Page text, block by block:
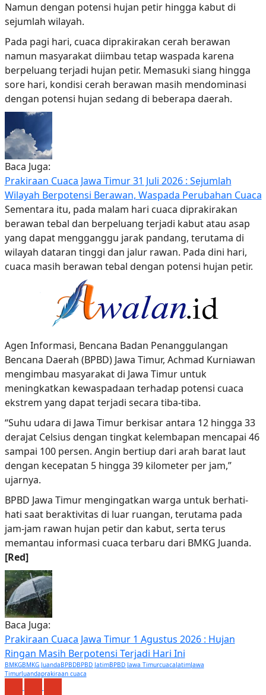
Namun dengan potensi hujan petir hingga kabut di
sejumlah wilayah.
Pada pagi hari, cuaca diprakirakan cerah berawan
namun masyarakat diimbau tetap waspada karena
berpeluang terjadi hujan petir. Memasuki siang hingga
sore hari, kondisi cerah berawan masih mendominasi
dengan potensi hujan sedang di beberapa daerah.
Baca Juga:
Prakiraan Cuaca Jawa Timur 31 Juli 2026 : Sejumlah
Wilayah Berpotensi Berawan, Waspada Perubahan Cuaca
Sementara itu, pada malam hari cuaca diprakirakan
berawan tebal dan berpeluang terjadi kabut atau asap
yang dapat mengganggu jarak pandang, terutama di
wilayah dataran tinggi dan jalur rawan. Pada dini hari,
cuaca masih berawan tebal dengan potensi hujan petir.
Agen Informasi, Bencana Badan Penanggulangan
Bencana Daerah (BPBD) Jawa Timur, Achmad Kurniawan
mengimbau masyarakat di Jawa Timur untuk
meningkatkan kewaspadaan terhadap potensi cuaca
ekstrem yang dapat terjadi secara tiba-tiba.
“Suhu udara di Jawa Timur berkisar antara 12 hingga 33
derajat Celsius dengan tingkat kelembapan mencapai 46
sampai 100 persen. Angin bertiup dari arah barat laut
dengan kecepatan 5 hingga 39 kilometer per jam,”
ujarnya.
BPBD Jawa Timur mengingatkan warga untuk berhati-
hati saat beraktivitas di luar ruangan, terutama pada
jam-jam rawan hujan petir dan kabut, serta terus
memantau informasi cuaca terbaru dari BMKG Juanda.
[Red]
Baca Juga:
Prakiraan Cuaca Jawa Timur 1 Agustus 2026 : Hujan
Ringan Masih Berpotensi Terjadi Hari Ini
BMKGBMKG JuandaBPBDBPBD JatimBPBD Jawa TimurcuacaJatimJawa
TimurJuandaprakiraan cuaca